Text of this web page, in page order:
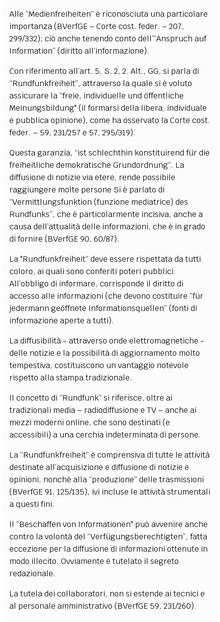
Alle ”Medienfreiheiten” è riconosciuta una particolare
importanza (BVerfGE – Corte cost. feder. – 207,
299/332); ciò anche tenendo conto dell’”Anspruch auf
Information” (diritto all’informazione).
Con riferimento all’art. 5, S. 2, 2. Alt., GG, si parla di
“Rundfunkfreiheit”, attraverso la quale si è voluto
assicurare la “freie, individuelle und öffentliche
Meinungsbildung" (il formarsi della libera, individuale
e pubblica opinione), come ha osservato la Corte cost.
feder. – 59, 231/257 e 57, 295/319).
Questa garanzia, “ist schlechthin konstituirend für die
freiheitliche demokratische Grundordnung”. La
diffusione di notizie via etere, rende possibile
raggiungere molte persone Si è parlato di
“Vermittlungsfunktion (funzione mediatrice) des
Rundfunks”, che è particolarmente incisiva, anche a
causa dell’attualità delle informazioni, che è in grado
di fornire (BVerfGE 90, 60/87).
La "Rundfunkfreiheit” deve essere rispettata da tutti
coloro, ai quali sono conferiti poteri pubblici.
All’obbligo di informare, corrisponde il diritto di
accesso alle informazioni (che devono costituire “für
jedermann geöffnete Informationsquellen” (fonti di
informazione aperte a tutti).
La diffusibilità - attraverso onde elettromagnetiche -
delle notizie e la possibilità di aggiornamento molto
tempestiva, costituiscono un vantaggio notevole
rispetto alla stampa tradizionale.
Il concetto di “Rundfunk” si riferisce, oltre ai
tradizionali media – radiodiffusione e TV – anche ai
mezzi moderni online, che sono destinati (e
accessibili) a una cerchia indeterminata di persone.
La “Rundfunkfreiheit” è comprensiva di tutte le attività
destinate all’acquisizione e diffusione di notizie e
opinioni, nonchè alla “produzione” delle trasmissioni
(BVerfGE 91, 125/135), ivi incluse le attività strumentali
a questi fini.
Il “Beschaffen von Informationen" può avvenire anche
contro la volontà del “Verfügungsberechtigten”, fatta
eccezione per la diffusione di informazioni ottenute in
modo illecito. Ovviamente è tutelato il segreto
redazionale.
La tutela dei collaboratori, non si estende ai tecnici e
al personale amministrativo (BVerfGE 59, 231/260).